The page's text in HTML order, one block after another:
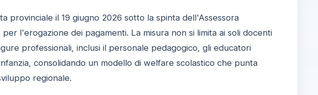
provinciale il 19 giugno 2026 sotto la spinta dell'Assessora
l'erogazione dei pagamenti. La misura non si limita ai soli docenti
professionali, inclusi il personale pedagogico, gli educatori
consolidando un modello di welfare scolastico che punta
regionale.